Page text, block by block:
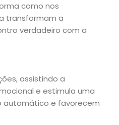
como nos
transformam a
verdadeiro com a
assistindo a
e estimula uma
automático e favorecem